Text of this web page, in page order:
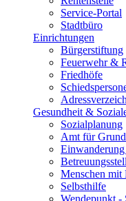
Service-Portal
Stadtbüro
Einrichtungen
Bürgerstiftung
Feuerwehr &
Friedhöfe
Gesundheit &
Sozialplanung
Amt für
Menschen mit
Selbsthilfe
Wendepunkt -